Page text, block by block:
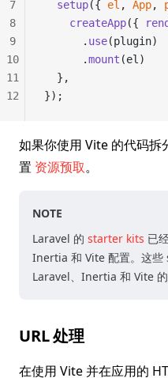
  setup
({ el , App,
    createApp
({
      .
use(plugin)
      .
mount (el)
  },
});
7
8
9
10
11
12
如果你使用 Vite 的代码
置 资源预取。
NOTE
Laravel 的 starter kits 已
Inertia 和 Vite 配置。这
Laravel、Inertia 和 Vite 的
URL 处理
在使用 Vite 并在应用的